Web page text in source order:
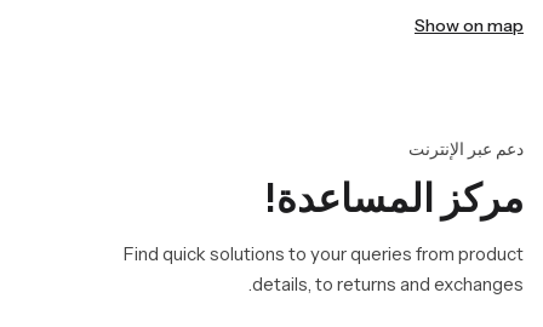
Show on map
دعم عبر الإنترنت
مركز المساعدة!
Find quick solutions to your queries from product
details, to returns and exchanges.